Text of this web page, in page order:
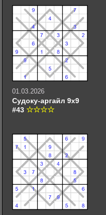
01.03.2026
Судоку-аргайл 9х9
#43